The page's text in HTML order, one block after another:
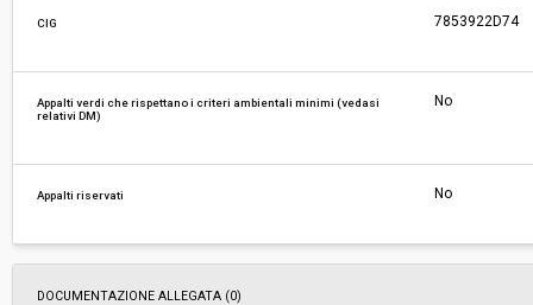
CIG 7853922D74
Appalti verdi che rispettano i criteri ambientali minimi (vedasi
relativi DM)
No
Appalti riservati No
DOCUMENTAZIONE ALLEGATA (0)